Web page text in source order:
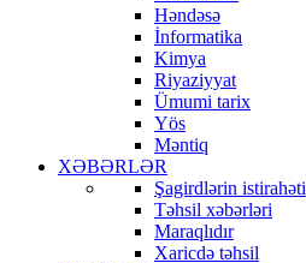
Həndəsə
İnformatika
Kimya
Riyaziyyat
Ümumi tarix
Yös
Məntiq
XƏBƏRLƏR
Şagirdlərin istirahəti
Təhsil xəbərləri
Maraqlıdır
Xaricdə təhsil